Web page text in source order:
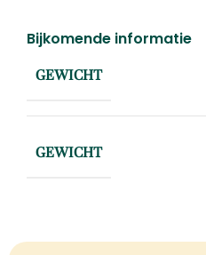
Bijkomende informatie
GEWICHT
GEWICHT